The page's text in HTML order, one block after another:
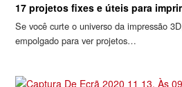
17 projetos fixes e úteis para
Se você curte o universo da impressão
empolgado para ver projetos…